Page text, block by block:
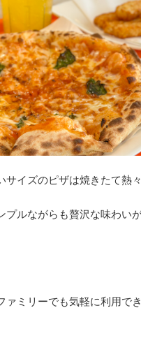
サイズのピザは焼きたて熱々
プルながらも贅沢な味わい
ァミリーでも気軽に利用で